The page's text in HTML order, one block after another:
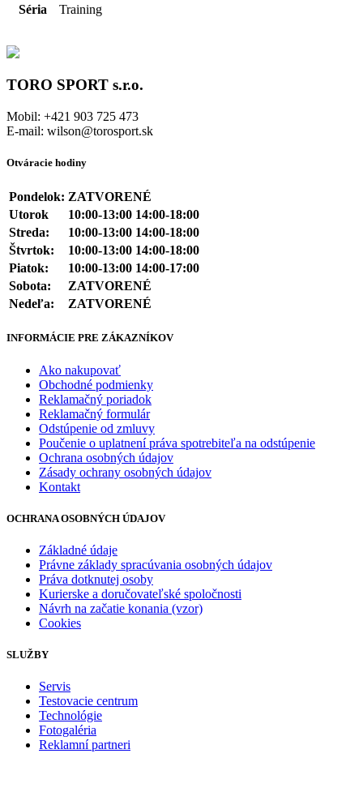
Séria Training
TORO SPORT s.r.o.
Mobil: +421 903 725 473
E-mail: wilson@torosport.sk
Otváracie hodiny
Pondelok: ZATVORENÉ
Utorok
10:00-13:00 14:00-18:00
Streda:
10:00-13:00 14:00-18:00
Štvrtok:
10:00-13:00 14:00-18:00
Piatok:
10:00-13:00 14:00-17:00
Sobota:
ZATVORENÉ
Nedeľa:
ZATVORENÉ
INFORMÁCIE PRE ZÁKAZNÍKOV
Ako nakupovať
Obchodné podmienky
Reklamačný poriadok
Reklamačný formulár
Odstúpenie od zmluvy
Poučenie o uplatnení práva spotrebiteľa na odstúpenie
Ochrana osobných údajov
Zásady ochrany osobných údajov
Kontakt
OCHRANA OSOBNÝCH ÚDAJOV
Základné údaje
Právne základy spracúvania osobných údajov
Práva dotknutej osoby
Kurierske a doručovateľské spoločnosti
Návrh na začatie konania (vzor)
Cookies
SLUŽBY
Servis
Testovacie centrum
Technológie
Fotogaléria
Reklamní partneri